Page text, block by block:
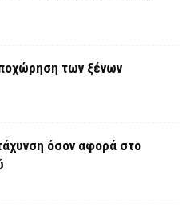
των ξένων
όσον αφορά στο